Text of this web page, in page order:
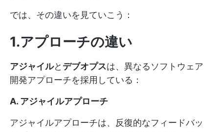
では、その違いを見ていこう：
1.アプローチの違い
アジャイルと デブオプスは、異なるソフトウェア
開発アプローチを採用している：
A. アジャイルアプローチ
アジャイルアプローチは、反復的なフィードバッ